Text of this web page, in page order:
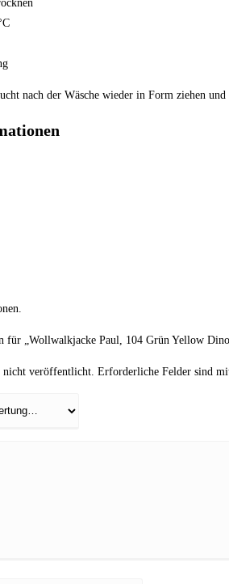
nach der Wäsche wieder in Form ziehen
für „Wollwalkjacke Paul, 104 Grün Yellow
veröffentlicht. Erforderliche Felder sind